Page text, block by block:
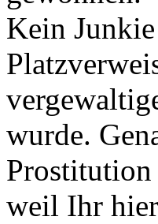
Kein
wurde.
Prostitution
weil Ihr